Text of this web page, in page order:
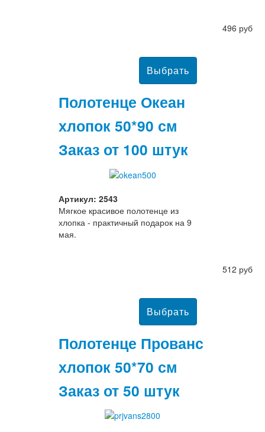
496 руб
Полотенце Океан
хлопок 50*90 см
Заказ от 100 штук
Артикул: 2543
Мягкое красивое полотенце из
хлопка - практичный подарок на 9
мая.
512 руб
Полотенце Прованс
хлопок 50*70 см
Заказ от 50 штук